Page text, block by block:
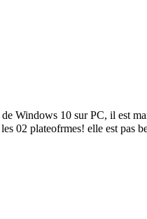
Windows 10 sur PC, il est
02 plateofrmes! elle est pas